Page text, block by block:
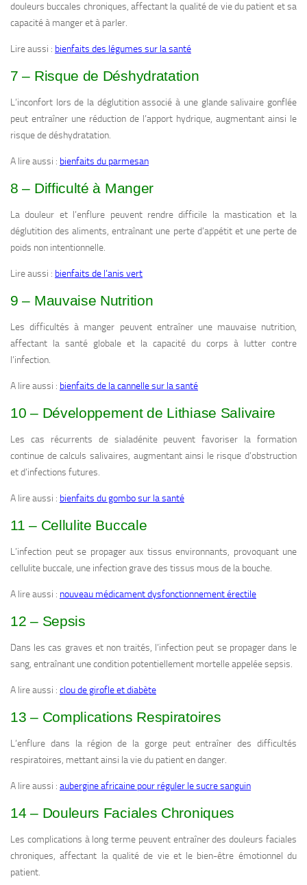
douleurs buccales chroniques, affectant la qualité de vie du patient et sa
capacité à manger et à parler.
Lire aussi : bienfaits des légumes sur la santé
7 – Risque de Déshydratation
L’inconfort lors de la déglutition associé à une glande salivaire gonflée
peut entraîner une réduction de l’apport hydrique, augmentant ainsi le
risque de déshydratation.
A lire aussi : bienfaits du parmesan
8 – Difficulté à Manger
La douleur et l’enflure peuvent rendre difficile la mastication et la
déglutition des aliments, entraînant une perte d’appétit et une perte de
poids non intentionnelle.
Lire aussi : bienfaits de l’anis vert
9 – Mauvaise Nutrition
Les difficultés à manger peuvent entraîner une mauvaise nutrition,
affectant la santé globale et la capacité du corps à lutter contre
l’infection.
A lire aussi : bienfaits de la cannelle sur la santé
10 – Développement de Lithiase Salivaire
Les cas récurrents de sialadénite peuvent favoriser la formation
continue de calculs salivaires, augmentant ainsi le risque d’obstruction
et d’infections futures.
A lire aussi : bienfaits du gombo sur la santé
11 – Cellulite Buccale
L’infection peut se propager aux tissus environnants, provoquant une
cellulite buccale, une infection grave des tissus mous de la bouche.
A lire aussi : nouveau médicament dysfonctionnement érectile
12 – Sepsis
Dans les cas graves et non traités, l’infection peut se propager dans le
sang, entraînant une condition potentiellement mortelle appelée sepsis.
A lire aussi : clou de girofle et diabète
13 – Complications Respiratoires
L’enflure dans la région de la gorge peut entraîner des difficultés
respiratoires, mettant ainsi la vie du patient en danger.
A lire aussi : aubergine africaine pour réguler le sucre sanguin
14 – Douleurs Faciales Chroniques
Les complications à long terme peuvent entraîner des douleurs faciales
chroniques, affectant la qualité de vie et le bien-être émotionnel du
patient.